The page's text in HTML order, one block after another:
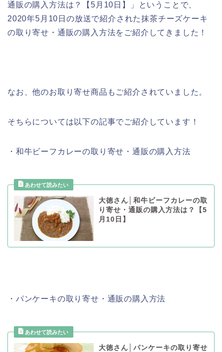
通販の購入方法は？【5月10日】」ということで、
2020年5月10日の放送で紹介された抹茶チーズケーキ
の取り寄せ・通販の購入方法をご紹介してきました！
なお、他のお取り寄せ商品もご紹介されていました。
そちらについては以下の記事でご紹介しています！
・和牛ビーフカレーの取り寄せ・通販の購入方法
大徳さん│和牛ビーフカレーの取
り寄せ・通販の購入方法は？【5
月10日】
・パンケーキの取り寄せ・通販の購入方法
大徳さん│パンケーキの取り寄せ